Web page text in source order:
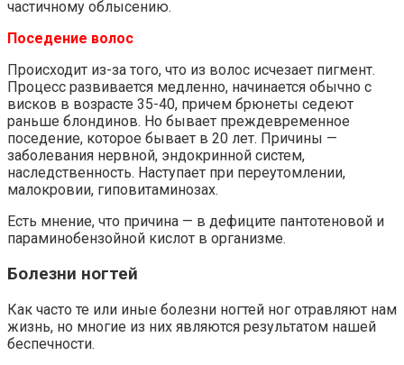
частичному облысению.
Поседение волос
Происходит из-за того, что из волос исчезает пигмент.
Процесс развивается медленно, начинается обычно с
висков в возрасте 35-40, причем брюнеты седеют
раньше блондинов. Но бывает преждевременное
поседение, которое бывает в 20 лет. Причины —
заболевания нервной, эндокринной систем,
наследственность. Наступает при переутомлении,
малокровии, гиповитаминозах.
Есть мнение, что причина — в дефиците пантотеновой и
параминобензойной кислот в организме.
Болезни ногтей
Как часто те или иные болезни ногтей ног отравляют нам
жизнь, но многие из них являются результатом нашей
беспечности.